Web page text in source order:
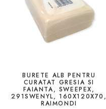
BURETE ALB PENTRU
CURATAT GRESIA SI
FAIANTA, SWEEPEX,
291SWENYL, 160X120X70,
RAIMONDI